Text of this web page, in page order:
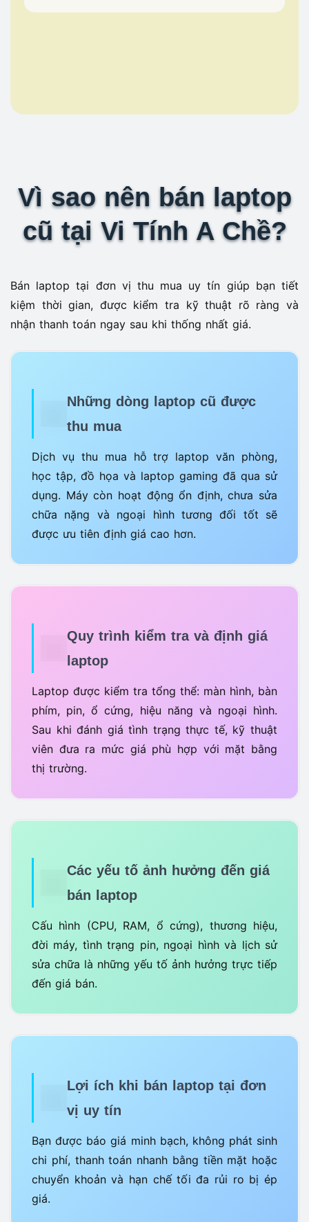
Vì sao nên bán laptop
cũ tại Vi Tính A Chề?
Bán laptop tại đơn vị thu mua uy tín giúp bạn tiết
kiệm thời gian, được kiểm tra kỹ thuật rõ ràng và
nhận thanh toán ngay sau khi thống nhất giá.
Những dòng laptop cũ được
thu mua
Dịch vụ thu mua hỗ trợ laptop văn phòng,
học tập, đồ họa và laptop gaming đã qua sử
dụng. Máy còn hoạt động ổn định, chưa sửa
chữa nặng và ngoại hình tương đối tốt sẽ
được ưu tiên định giá cao hơn.
Quy trình kiểm tra và định giá
laptop
Laptop được kiểm tra tổng thể: màn hình, bàn
phím, pin, ổ cứng, hiệu năng và ngoại hình.
Sau khi đánh giá tình trạng thực tế, kỹ thuật
viên đưa ra mức giá phù hợp với mặt bằng
thị trường.
Các yếu tố ảnh hưởng đến giá
bán laptop
Cấu hình (CPU, RAM, ổ cứng), thương hiệu,
đời máy, tình trạng pin, ngoại hình và lịch sử
sửa chữa là những yếu tố ảnh hưởng trực tiếp
đến giá bán.
Lợi ích khi bán laptop tại đơn
vị uy tín
Bạn được báo giá minh bạch, không phát sinh
chi phí, thanh toán nhanh bằng tiền mặt hoặc
chuyển khoản và hạn chế tối đa rủi ro bị ép
giá.